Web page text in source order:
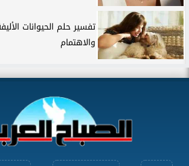
تفسير حلم الحيوانات
والاهتمام